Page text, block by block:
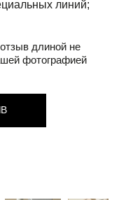
линий;
длиной не
фотографией